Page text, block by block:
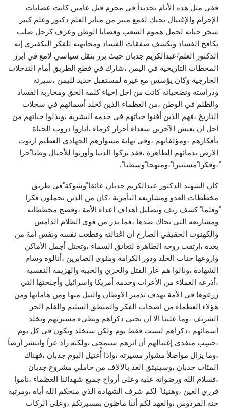
ففي مثل هذه الأيام تحديداً في محرم قبل عامين كانت عصابات
الإجرام والإغتيال تحيك لقمع منبر من منابر العلم دكتور وعلم كبير
سخر حياته لحمل هموم الشعب وقضايا الوطن وعرف كرجل صلب
يكافح الفساد ويكشف صفقات الفساد ومجابهته للفكر التكفيري إنه
الدكتور العلم/عبدالكريم جدبان حيث برز بثقل سياسي لامع في أبرز
المحطات التاريخية في اليمن ،شارك في قطع الطريق أمام التدخلات
الخارجية وكان يؤسس مع غيره لمستقبل جديد لليمن ،سيرتة
ودراستة وتضحياتة كانت من اجل إحياء كلمة الحق ومحاربة الفساد
والظلم في الوطن ،من العظماء الذين تُخلد أسمائهم في سجلات
التاريخ ،فهم الذين أفنوا حياتهم في خدمة البشرية ،وبذلوا حياتهم من
أجل ان يعيش الآخرين سعداء أحرار كرماء ،أناروا دروب الحياة
بأفكارهم ،ومؤلفاتهم ،وفي نهاية مشوارهم الجهادي العظيم ارتوت
الارض بدمائهم الطاهرة ،فقد تركوا الدنيا وأورثوا للأجيال وطنا ًحرا
ً،وفكرا ًمستنيرا ً،ومنهجا ًوسطيا ً.
كان الشهيد الدكتور عبدالكريم جدبان عائقا ًوشوكة ًفي طريق
مخططات العدو ومشاريعه التأمرية ،كان من الذين يحملون فكرا
ًوقلما ً كشف زيف وتضليل أهداف أعداء الأمة ،وفضح مخططاته
ومشاريعه التي تحاك ضدها ،فما بدر من قوى الظلام الدامس
والكهنوت الحقيقي الصارخ أن اغتالته وقطعت نفسه ونفس أمة من
بعده ،ارتقت روحه الطاهرة لتعانق السماء ،وتحتل أجمل الأماكن
واروعها جنات الخلد ودور الكرامة ومئوى الصابرين ،أنالوه وسام
الشهادة ،ونالوا هم عار القتل والخزي والخيبة والهزيمة النفسية
،أذرعه العملاء من الأعراب وخدمة أمريكا وإسرائيل وأجنحتها التي
زرعوها في الأمة بهدف تدمير الاوطان والنيل منها ومن هاماتها ومن
هؤلاء العظماء من اصحاب الفكر والمنطق السليم والقلم الحر
الشريف ،وما علينا الا أن نحيي ذكراهم ونظيء مسيرتهم ونخلد
أسمائهم ،ذكراهم ليست فقط يوم ولكن ستخلد وتكون في كل يوم
،حسِب منفذي إغتيالهم أن أثرهم سيمحى ،ولكنه زاد عزاً وأنتشر أرضاً
،وما يزال مواصلاً مشوار مسيرته ،وإذا أُغتيل اليوم جدبان ،فهناك
المئات جدبان ،وسينبثق الغد بالآلاف من حاملي مشروع جدبان
،فسلام الله ورضوانه عليه وعلى أرواح جميع شهدائنا العظماء ،ناموا
قرري العين ،وهنيئا ً لكم شرف الشهادة الذي منحكم الله أياه ،ومرتبة
جنه الفردوس ،والعهد لكم أننا ماظون بمسيرتكم ،وعلى الركاب